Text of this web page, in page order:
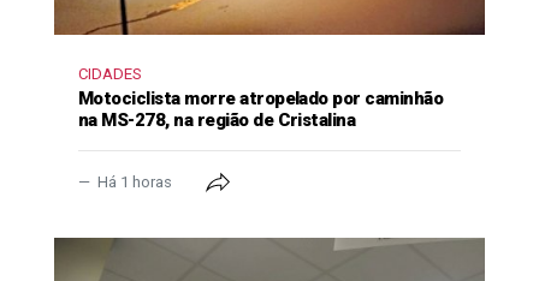
CIDADES
Motociclista morre atropelado por caminhão
na MS-278, na região de Cristalina
Há 1 horas